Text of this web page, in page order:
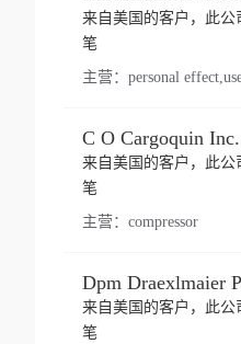
来自美国的客户，此公
笔
主营：
C O Cargoquin Inc.
来自美国的客户，此公
笔
主营： compressor
来自美国的客户，此公
笔